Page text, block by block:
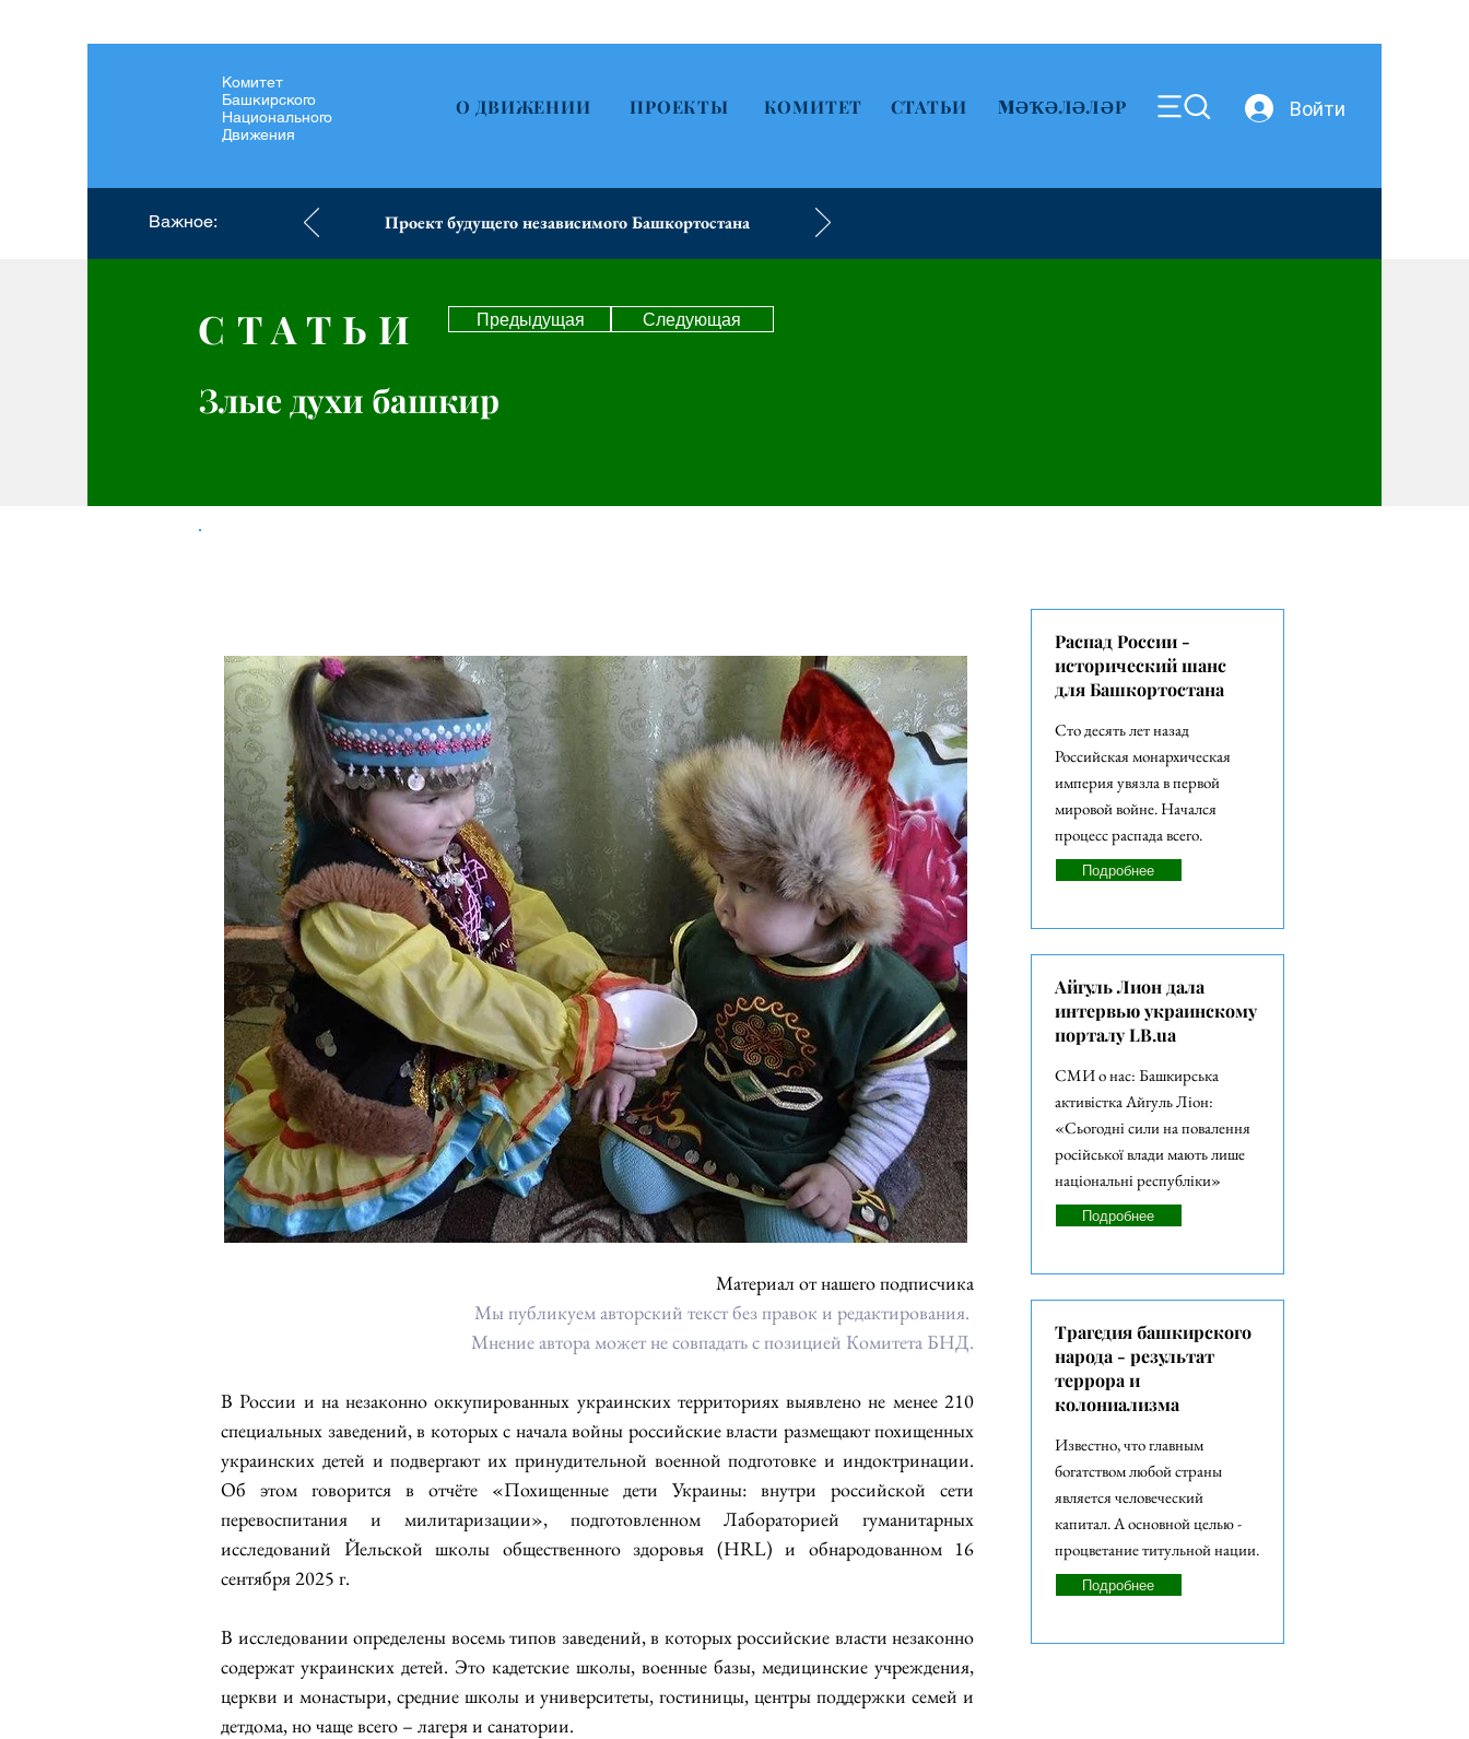
Комитет
Башкирского
Национального
Движения
О ДВИЖЕНИИ ПРОЕКТЫ КОМИТЕТ СТАТЬИ MӘҠӘЛӘЛӘР Войти
Важное: Проект будущего независимого Башкортостана
СТАТЬИ Предыдущая Следующая
Злые духи башкир
Материал от нашего подписчика
Мы публикуем авторский текст без правок и редактирования.
Мнение автора может не совпадать с позицией Комитета БНД.
В России и на незаконно оккупированных украинских территориях выявлено не менее 210
специальных заведений, в которых с начала войны российские власти размещают похищенных
украинских детей и подвергают их принудительной военной подготовке и индоктринации.
Об этом говорится в отчёте «Похищенные дети Украины: внутри российской сети
перевоспитания и милитаризации», подготовленном Лабораторией гуманитарных
исследований Йельской школы общественного здоровья (HRL) и обнародованном 16
сентября 2025 г.
В исследовании определены восемь типов заведений, в которых российские власти незаконно
содержат украинских детей. Это кадетские школы, военные базы, медицинские учреждения,
церкви и монастыри, средние школы и университеты, гостиницы, центры поддержки семей и
детдома, но чаще всего – лагеря и санатории.
Распад России -
исторический шанс
для Башкортостана
Сто десять лет назад
Российская монархическая
империя увязла в первой
мировой войне. Начался
процесс распада всего.
Подробнее
Айгуль Лион дала
интервью украинскому
порталу LB.ua
СМИ о нас: Башкирська
активістка Айгуль Ліон:
«Сьогодні сили на повалення
російської влади мають лише
національні республіки»
Подробнее
Трагедия башкирского
народа - результат
террора и
колониализма
Известно, что главным
богатством любой страны
является человеческий
капитал. А основной целью -
процветание титульной нации.
Подробнее